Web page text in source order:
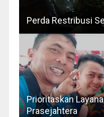
Perda Restribusi
Prioritaskan
Prasejahtera